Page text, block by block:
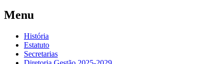
Menu
História
Estatuto
Secretarias